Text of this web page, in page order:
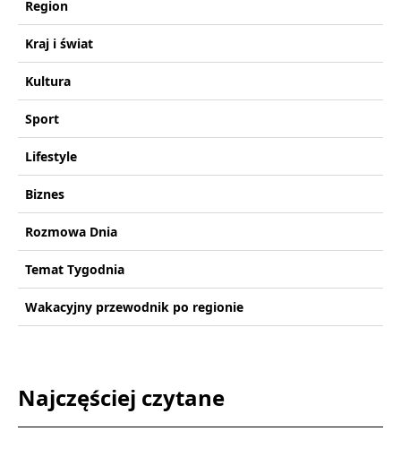
Region
Kraj i świat
Kultura
Sport
Lifestyle
Biznes
Rozmowa Dnia
Temat Tygodnia
Wakacyjny przewodnik po regionie
Najczęściej czytane